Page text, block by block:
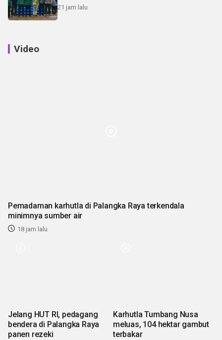
21 jam lalu
Video
Pemadaman karhutla di Palangka Raya terkendala
minimnya sumber air
18 jam lalu
Jelang HUT RI, pedagang
bendera di Palangka Raya
panen rezeki
Karhutla Tumbang Nusa
meluas, 104 hektar gambut
terbakar